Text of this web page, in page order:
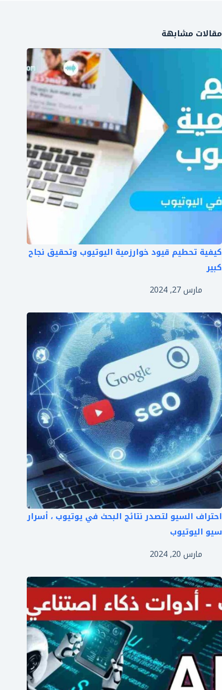
مقالات مشابهة
كيفية تحطيم قيود خوارزمية اليوتيوب وتحقيق نجاح
كبير
مارس 27, 2024
احتراف السيو لتصدر نتائج البحث في يوتيوب ، أسرار
سيو اليوتيوب
مارس 20, 2024